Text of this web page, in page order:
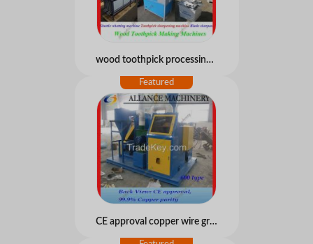
wood toothpick processing machine
CE approval copper wire granualtor/copper cable recylcing machine